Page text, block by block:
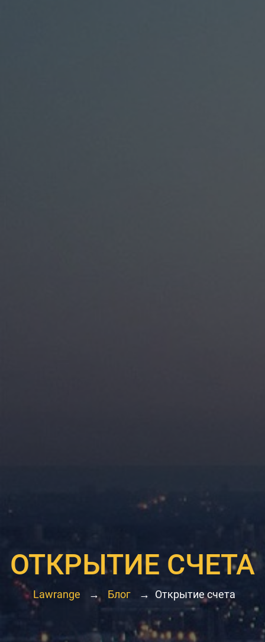
ОТКРЫТИЕ СЧЕТА
Lawrange → Блог → Открытие счета